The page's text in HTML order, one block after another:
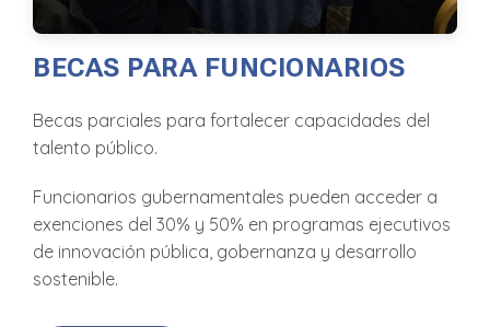
BECAS PARA FUNCIONARIOS
Becas parciales para fortalecer capacidades del
talento público.
Funcionarios gubernamentales pueden acceder a
exenciones del 30% y 50% en programas ejecutivos
de innovación pública, gobernanza y desarrollo
sostenible.